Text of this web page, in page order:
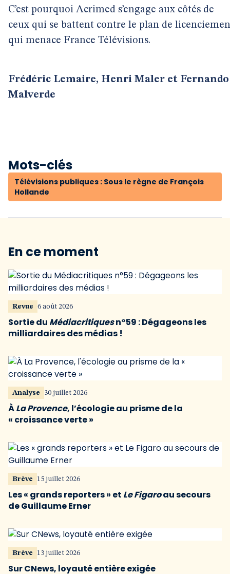
C’est pourquoi Acrimed s’engage aux côtés de
ceux qui se battent contre le plan de
qui menace France Télévisions.
Frédéric Lemaire, Henri Maler et Fernando
Malverde
Mots-clés
Télévisions publiques : Sous le règne de François
Hollande
En ce moment
Revue 6 août 2026
Sortie du Médiacritiquesn°59 : Dégageons les
milliardaires des médias !
Analyse 30 juillet 2026
ÀLa Provence, l’écologie au prisme de la
« croissance verte »
Brève 15 juillet 2026
Les « grands reporters » et Le Figaroau secours
de Guillaume Erner
Brève 13 juillet 2026
Sur CNews, loyauté entière exigée